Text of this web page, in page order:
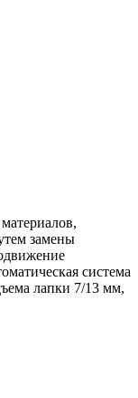
замены
система
лапки 7/13 мм,